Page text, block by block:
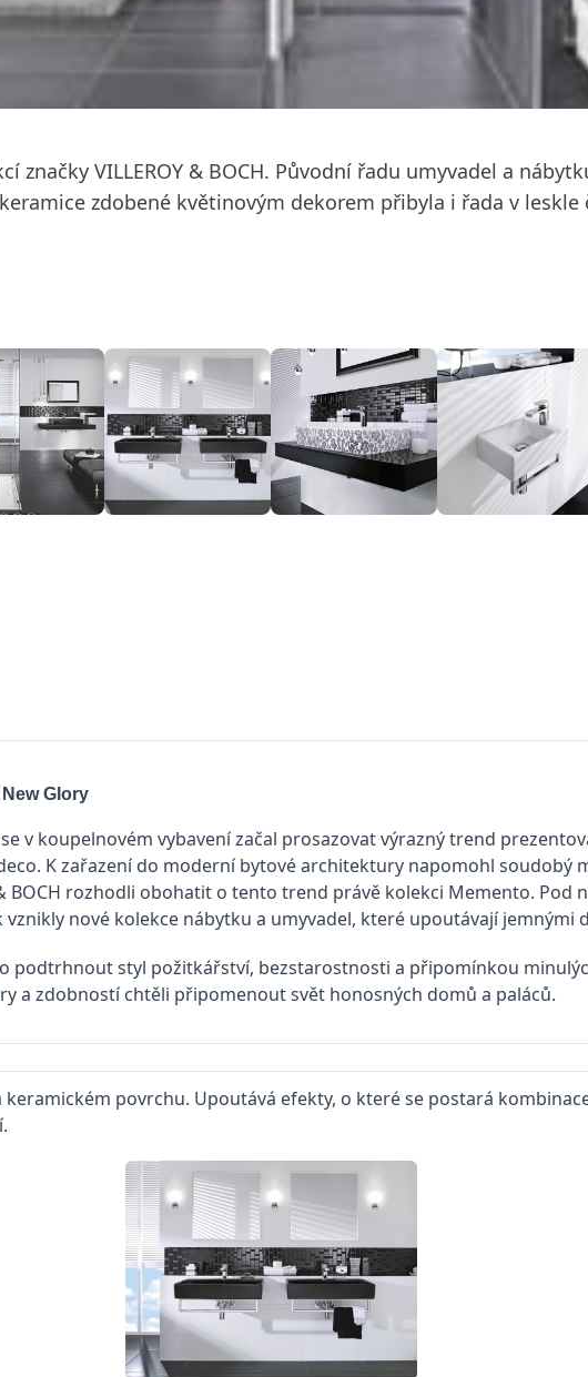
značky VILLEROY & BOCH. Původní řadu umyvadel a
zdobené květinovým dekorem přibyla i řada v leskle
Glory
v koupelnovém vybavení začal prosazovat výrazný trend
K zařazení do moderní bytové architektury napomohl soudobý
BOCH rozhodli obohatit o tento trend právě kolekci Memento. Pod
nové kolekce nábytku a umyvadel, které upoutávají jemnými
podtrhnout styl požitkářství, bezstarostnosti a připomínkou
a zdobností chtěli připomenout svět honosných domů a paláců.
povrchu. Upoutává efekty, o které se postará